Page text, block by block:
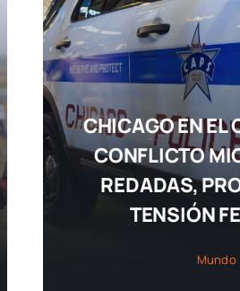
CHICAGO EN EL
CONFLICTO
REDADAS,
TENSIÓN
Mundo